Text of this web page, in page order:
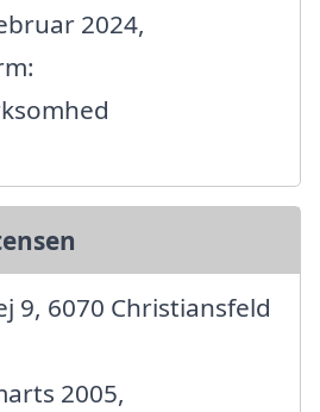
2024,
9, 6070 Christiansfeld
2005,